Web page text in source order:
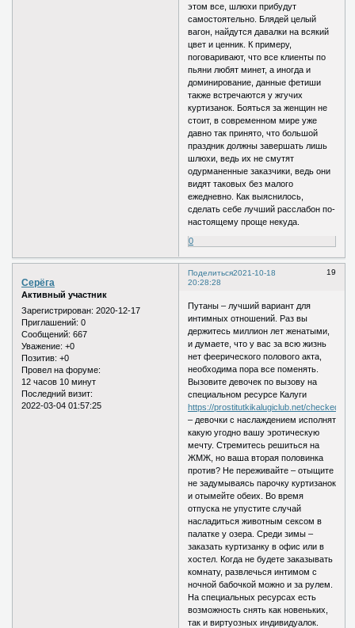
этом все, шлюхи прибудут
самостоятельно. Блядей целый
вагон, найдутся давалки на всякий
цвет и ценник. К примеру,
поговаривают, что все клиенты по
пьяни любят минет, а иногда и
доминирование, данные фетиши
также встречаются у жгучих
куртизанок. Бояться за женщин не
стоит, в современном мире уже
давно так принято, что большой
праздник должны завершать лишь
шлюхи, ведь их не смутят
одурманенные заказчики, ведь они
видят таковых без малого
ежедневно. Как выяснилось,
сделать себе лучший расслабон по-
настоящему проще некуда.
0
Поделиться 19
2021-10-18
20:28:28
Серёга
Активный участник
Зарегистрирован: 2020-12-17
Приглашений: 0
Сообщений: 667
Уважение: +0
Позитив: +0
Провел на форуме:
12 часов 10 минут
Последний визит:
2022-03-04 01:57:25
Путаны – лучший вариант для
интимных отношений. Раз вы
держитесь миллион лет женатыми,
и думаете, что у вас за всю жизнь
нет феерического полового акта,
необходима пора все поменять.
Вызовите девочек по вызову на
специальном ресурсе Калуги
https://prostitutkikalugiclub.net/checked/
– девочки с наслаждением исполнят
какую угодно вашу эротическую
мечту. Стремитесь решиться на
ЖМЖ, но ваша вторая половинка
против? Не переживайте – отыщите
не задумываясь парочку куртизанок
и отымейте обеих. Во время
отпуска не упустите случай
насладиться животным сексом в
палатке у озера. Среди зимы –
заказать куртизанку в офис или в
хостел. Когда не будете заказывать
комнату, развлечься интимом с
ночной бабочкой можно и за рулем.
На специальных ресурсах есть
возможность снять как новеньких,
так и виртуозных индивидуалок.